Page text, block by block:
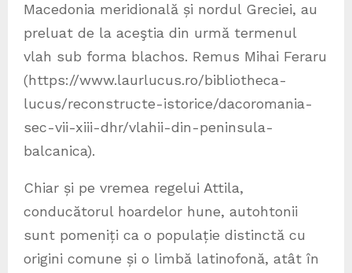
Macedonia meridională și nordul Greciei, au
preluat de la aceştia din urmă termenul
vlah sub forma blachos. Remus Mihai Feraru
(https://www.laurlucus.ro/bibliotheca-
lucus/reconstructe-istorice/dacoromania-
sec-vii-xiii-dhr/vlahii-din-peninsula-
balcanica).
Chiar și pe vremea regelui Attila,
conducătorul hoardelor hune, autohtonii
sunt pomeniți ca o populație distinctă cu
origini comune și o limbă latinofonă, atât în